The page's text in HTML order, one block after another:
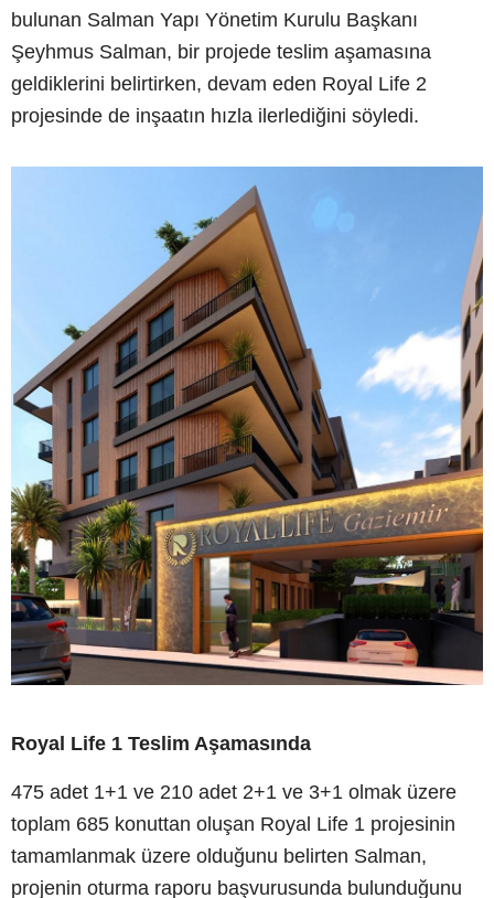
bulunan Salman Yapı Yönetim Kurulu Başkanı
Şeyhmus Salman, bir projede teslim aşamasına
geldiklerini belirtirken, devam eden Royal Life 2
projesinde de inşaatın hızla ilerlediğini söyledi.
Royal Life 1 Teslim Aşamasında
475 adet 1+1 ve 210 adet 2+1 ve 3+1 olmak üzere
toplam 685 konuttan oluşan Royal Life 1 projesinin
tamamlanmak üzere olduğunu belirten Salman,
projenin oturma raporu başvurusunda bulunduğunu